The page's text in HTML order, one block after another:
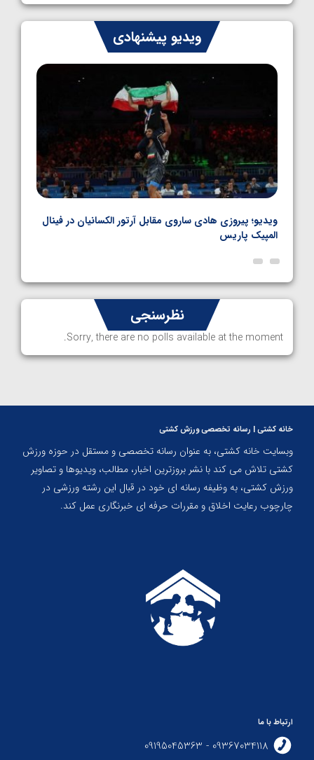
1405/05/07
ایران چشم به راه چهار مدال در پنج وزن دوم
کشتی فرنگی نوجوانان جهان
1405/05/06
ویدیو پیشنهادی
ویدیو؛ پیروزی هادی ساروی مقابل آرتور الکسانیان در فینال
المپیک پاریس
نظرسنجی
Sorry, there are no polls available at the moment.
خانه کشتی | رسانه تخصصی ورزش کشتی
وبسایت خانه کشتی، به عنوان رسانه تخصصی و مستقل در حوزه ورزش
کشتی تلاش می کند با نشر بروزترین اخبار، مطالب، ویدیوها و تصاویر
ورزش کشتی، به وظیفه رسانه ای خود در قبال این رشته ورزشی در
چارچوب رعایت اخلاق و مقررات حرفه ای خبرنگاری عمل کند.
ارتباط با ما
09367034118 - 09195045363